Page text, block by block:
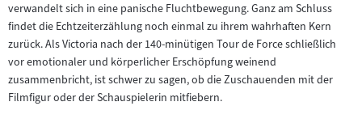
verwandelt sich in eine panische Fluchtbewegung. Ganz am Schluss
findet die Echtzeiterzählung noch einmal zu ihrem wahrhaften Kern
zurück. Als Victoria nach der 140-minütigen Tour de Force schließlich
vor emotionaler und körperlicher Erschöpfung weinend
zusammenbricht, ist schwer zu sagen, ob die Zuschauenden mit der
Filmfigur oder der Schauspielerin mitfiebern.